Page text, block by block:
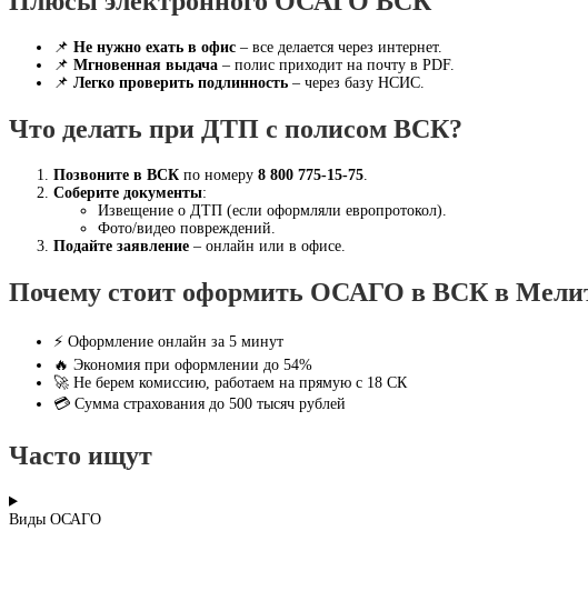
📌 Не нужно ехать в офис – все делается через интернет.
📌 Мгновенная выдача – полис приходит на почту в PDF.
📌 Легко проверить подлинность – через базу НСИС.
Что делать при ДТП с полисом ВСК?
Позвоните в ВСК по номеру 8 800 775-15-75.
Соберите документы:
Извещение о ДТП (если оформляли европротокол).
Фото/видео повреждений.
Подайте заявление – онлайн или в офисе.
Почему стоит оформить ОСАГО в ВСК в
⚡ Оформление онлайн за 5 минут
🔥 Экономия при оформлении до 54%
🚀 Не берем комиссию, работаем на прямую с 18 СК
💳 Сумма страхования до 500 тысяч рублей
Часто ищут
Виды ОСАГО